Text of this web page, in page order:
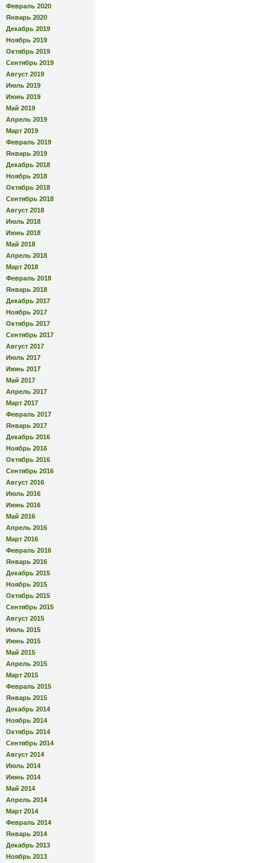
Февраль 2020
Январь 2020
Декабрь 2019
Ноябрь 2019
Октябрь 2019
Сентябрь 2019
Август 2019
Июль 2019
Июнь 2019
Май 2019
Апрель 2019
Март 2019
Февраль 2019
Январь 2019
Декабрь 2018
Ноябрь 2018
Октябрь 2018
Сентябрь 2018
Август 2018
Июль 2018
Июнь 2018
Май 2018
Апрель 2018
Март 2018
Февраль 2018
Январь 2018
Декабрь 2017
Ноябрь 2017
Октябрь 2017
Сентябрь 2017
Август 2017
Июль 2017
Июнь 2017
Май 2017
Апрель 2017
Март 2017
Февраль 2017
Январь 2017
Декабрь 2016
Ноябрь 2016
Октябрь 2016
Сентябрь 2016
Август 2016
Июль 2016
Июнь 2016
Май 2016
Апрель 2016
Март 2016
Февраль 2016
Январь 2016
Декабрь 2015
Ноябрь 2015
Октябрь 2015
Сентябрь 2015
Август 2015
Июль 2015
Июнь 2015
Май 2015
Апрель 2015
Март 2015
Февраль 2015
Январь 2015
Декабрь 2014
Ноябрь 2014
Октябрь 2014
Сентябрь 2014
Август 2014
Июль 2014
Июнь 2014
Май 2014
Апрель 2014
Март 2014
Февраль 2014
Январь 2014
Декабрь 2013
Ноябрь 2013